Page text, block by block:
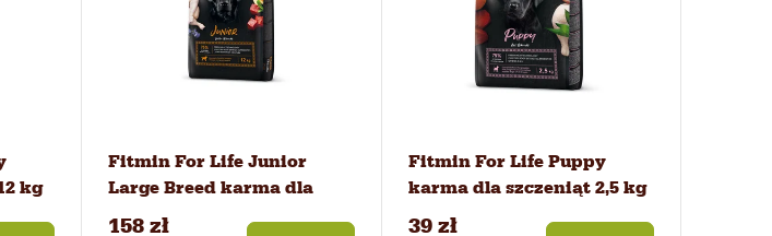
kg
Fitmin For Life Junior
Large Breed karma dla
psów 12 kg
158 zł
Fitmin For Life Puppy
karma dla szczeniąt 2,5 kg
39 zł